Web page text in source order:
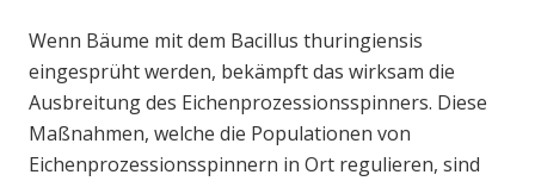
Wenn Bäume mit dem Bacillus thuringiensis
eingesprüht werden, bekämpft das wirksam die
Ausbreitung des Eichenprozessionsspinners. Diese
Maßnahmen, welche die Populationen von
Eichenprozessionsspinnern in Ort regulieren, sind